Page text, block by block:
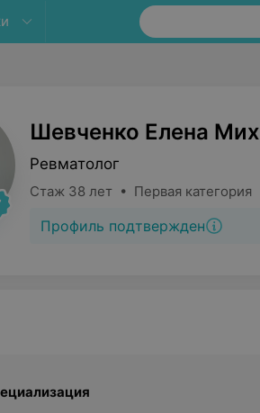
Шевченко Елена
Ревматолог
Стаж 38 лет • Первая категория
Профиль подтвержден